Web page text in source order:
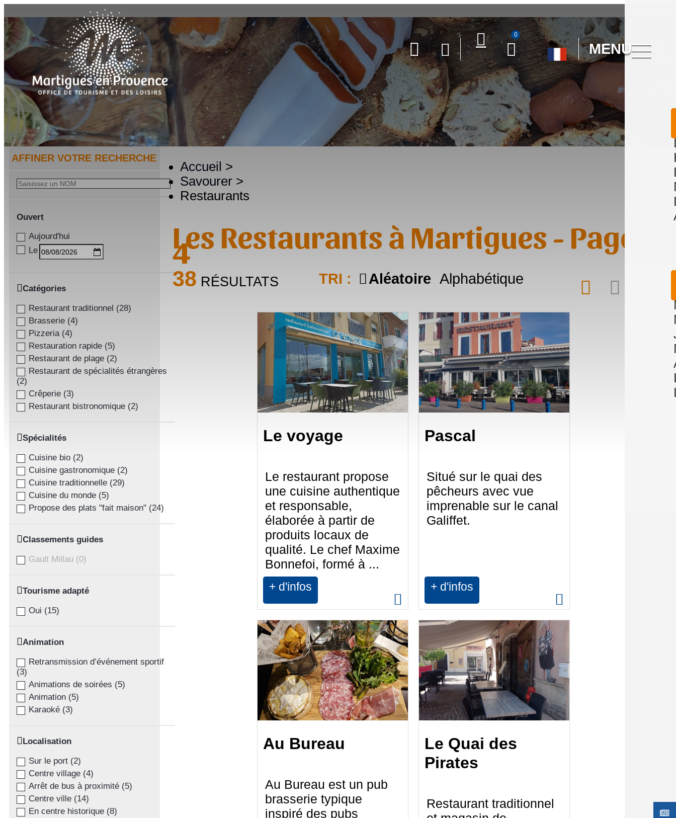
0
MENU
AFFINER VOTRE RECHERCHE
Ouvert
Aujourd'hui
Le
Catégories
Restaurant traditionnel (28)
Brasserie (4)
Pizzeria (4)
Restauration rapide (5)
Restaurant de plage (2)
Restaurant de spécialités étrangères
(2)
Crêperie (3)
Restaurant bistronomique (2)
Spécialités
Cuisine bio (2)
Cuisine gastronomique (2)
Cuisine traditionnelle (29)
Cuisine du monde (5)
Propose des plats "fait maison" (24)
Classements guides
Gault Millau (0)
Tourisme adapté
Oui (15)
Animation
Retransmission d’événement sportif
(3)
Animations de soirées (5)
Animation (5)
Karaoké (3)
Localisation
Sur le port (2)
Centre village (4)
Arrêt de bus à proximité (5)
Centre ville (14)
En centre historique (8)
Accueil >
Savourer >
Restaurants
Les Restaurants à Martigues - Page
4
38 RÉSULTATS TRI : Aléatoire Alphabétique
Le voyage
Le restaurant propose
une cuisine authentique
et responsable,
élaborée à partir de
produits locaux de
qualité. Le chef Maxime
Bonnefoi, formé à ...
+ d'infos
Pascal
Situé sur le quai des
pêcheurs avec vue
imprenable sur le canal
Galiffet.
+ d'infos
Au Bureau
Au Bureau est un pub
brasserie typique
inspiré des pubs
Le Quai des
Pirates
Restaurant traditionnel